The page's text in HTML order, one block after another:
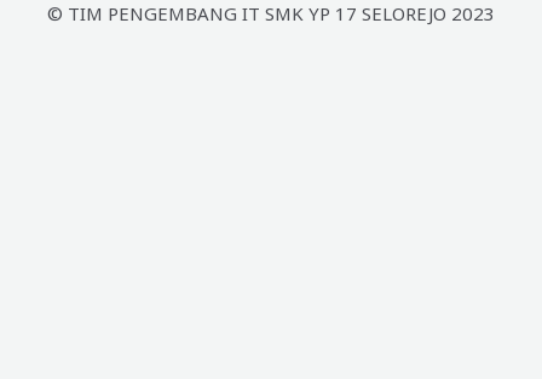
© TIM PENGEMBANG IT SMK YP 17 SELOREJO 2023